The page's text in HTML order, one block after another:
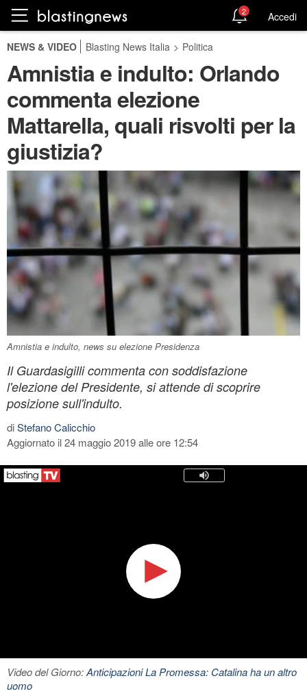
2 Accedi
NEWS & VIDEO Blasting News Italia > Politica
Amnistia e indulto: Orlando
commenta elezione
Mattarella, quali risvolti per la
giustizia?
Amnistia e indulto, news su elezione Presidenza
Il Guardasigilli commenta con soddisfazione
l'elezione del Presidente, si attende di scoprire
posizione sull'indulto.
diStefano Calicchio
Aggiornato il 24 maggio 2019 alle ore 12:54
Video del Giorno:Anticipazioni La Promessa: Catalina ha un altro
uomo